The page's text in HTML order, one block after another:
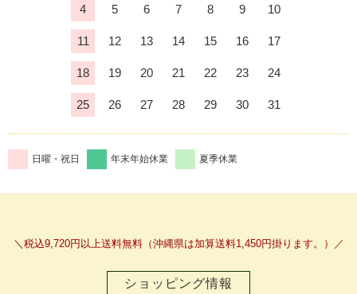
4 5 6 7 8 9 10
11 12 13 14 15 16 17
18 19 20 21 22 23 24
25 26 27 28 29 30 31
日曜・祝日 年末年始休業 夏季休業
＼税込9,720円以上送料無料（沖縄県は加算送料1,450円掛ります。）／
ショッピング情報